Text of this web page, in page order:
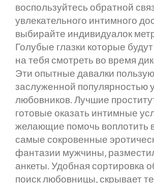
воспользуйтесь обратной
увлекательного интимного
выбирайте индивидуалок
Голубые глазки которые
на тебя смотреть во время
Эти опытные давалки
заслуженной популярностью
любовников. Лучшие
готовые оказать интимные
желающие помочь воплотить
самые сокровенные
фантазии мужчины,
анкеты. Удобная сортировка
поиск любовницы, скрывает